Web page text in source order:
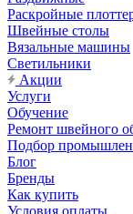
Раскройные
Швейные столы
Вязальные машины
Светильники
Акции
Услуги
Обучение
Ремонт швейного
Подбор
Блог
Бренды
Как купить
Условия оплаты